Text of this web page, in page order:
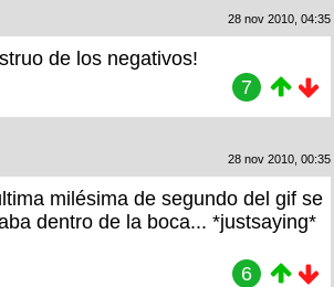
28 nov 2010, 04:35
de los negativos!
7
28 nov 2010, 00:35
milésima de segundo del gif se
dentro de la boca... *justsaying*
6